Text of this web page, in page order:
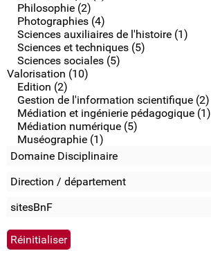
Philosophie (2)
Photographies (4)
Sciences auxiliaires de l'histoire (1)
Sciences et techniques (5)
Sciences sociales (5)
Valorisation (10)
Edition (2)
Gestion de l'information scientifique (2)
Médiation et ingénierie pédagogique (1)
Médiation numérique (5)
Muséographie (1)
Domaine Disciplinaire
Direction / département
sitesBnF